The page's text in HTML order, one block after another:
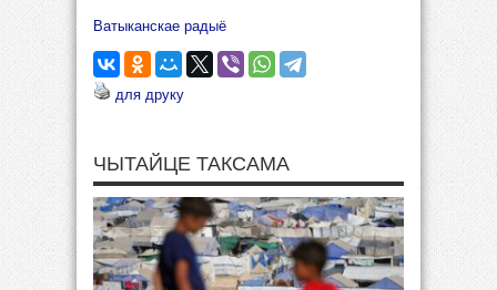
Ватыканскае радыё
для друку
ЧЫТАЙЦЕ ТАКСАМА